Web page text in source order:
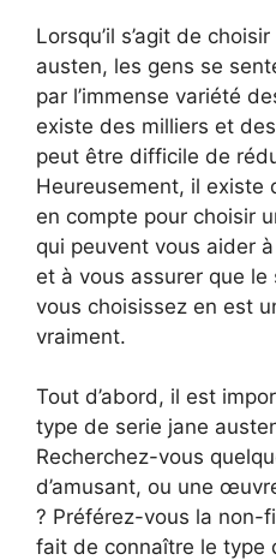
Lorsqu’il s’agit de
austen, les gens se
par l’immense variété
existe des milliers et
peut être difficile de
Heureusement, il existe
en compte pour choisir
qui peuvent vous aider
et à vous assurer que
vous choisissez en est
vraiment.
Tout d’abord, il est
type de serie jane
Recherchez-vous
d’amusant, ou une
? Préférez-vous la non-
fait de connaître le type